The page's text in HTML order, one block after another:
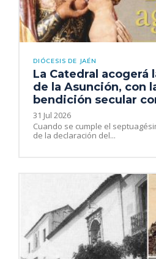
DIÓCESIS DE JAÉN
La Catedral acogerá
de la Asunción, con
bendición secular
31 Jul 2026
Cuando se cumple el
de la declaración del...